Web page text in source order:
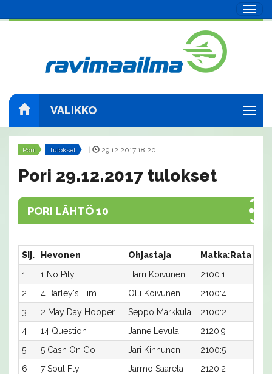
VALIKKO
Pori Tulokset 29.12.2017 18:20
Pori 29.12.2017 tulokset
PORI LÄHTÖ 10
Sij. Hevonen Ohjastaja Matka:Rata
1
1 No Pity Harri Koivunen 2100:1
2
4 Barley's Tim Olli Koivunen 2100:4
3
2 May Day Hooper Seppo Markkula 2100:2
4
14 Question Janne Levula 2120:9
5
5 Cash On Go Jari Kinnunen 2100:5
6
7 Soul Fly Jarmo Saarela 2120:2